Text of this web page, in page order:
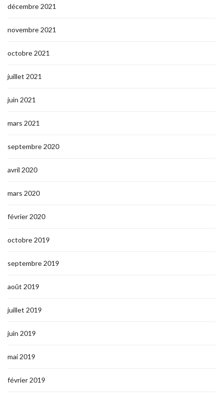
décembre 2021
novembre 2021
octobre 2021
juillet 2021
juin 2021
mars 2021
septembre 2020
avril 2020
mars 2020
février 2020
octobre 2019
septembre 2019
août 2019
juillet 2019
juin 2019
mai 2019
février 2019